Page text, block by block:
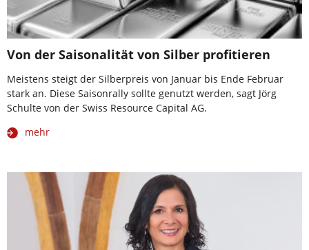
Von der Saisonalität von Silber profitieren
Meistens steigt der Silberpreis von Januar bis Ende Februar
stark an. Diese Saisonrally sollte genutzt werden, sagt Jörg
Schulte von der Swiss Resource Capital AG.
mehr